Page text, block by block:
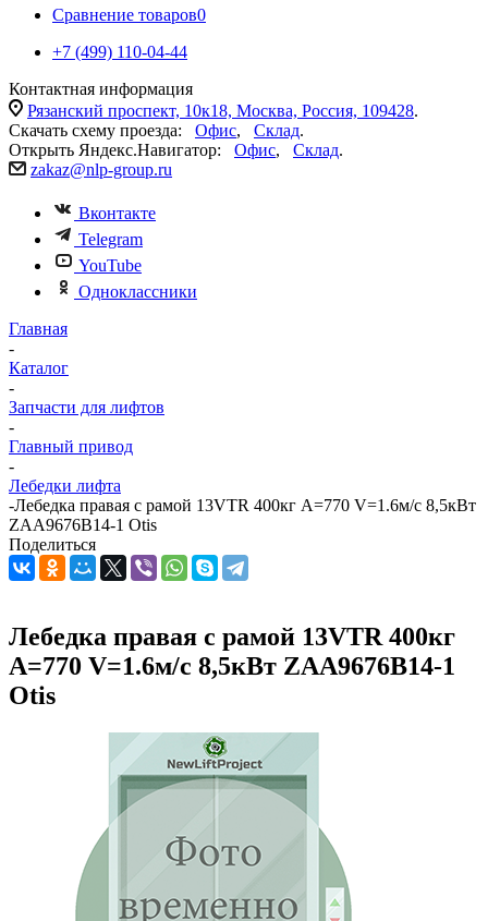
Сравнение товаров0
+7 (499) 110-04-44
Контактная информация
Рязанский проспект, 10к18, Москва, Россия, 109428.
Скачать схему проезда: Офис, Склад.
Открыть Яндекс.Навигатор: Офис, Склад.
zakaz@nlp-group.ru
Вконтакте
Telegram
YouTube
Одноклассники
Главная
-
Каталог
-
Запчасти для лифтов
-
Главный привод
-
Лебедки лифта
-Лебедка правая с рамой 13VTR 400кг A=770 V=1.6м/с 8,5кВт
ZAA9676B14-1 Otis
Поделиться
Лебедка правая с рамой 13VTR 400кг
A=770 V=1.6м/с 8,5кВт ZAA9676B14-1
Otis